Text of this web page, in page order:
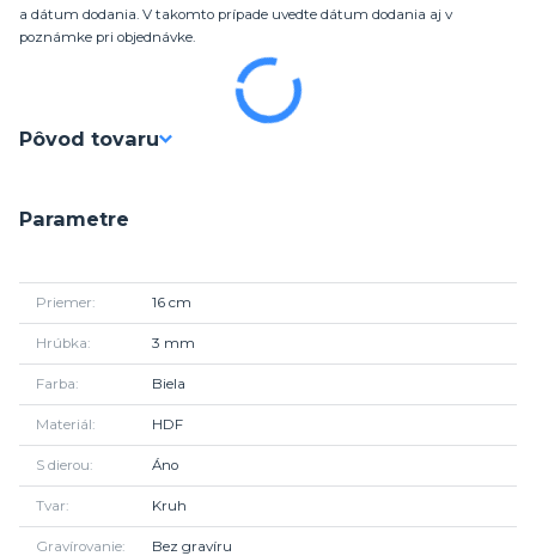
a dátum dodania. V takomto prípade uvedte dátum dodania aj v
poznámke pri objednávke.
Pôvod tovaru
Parametre
Priemer 16 cm
Hrúbka 3 mm
Farba Biela
Materiál HDF
S dierou Áno
Tvar Kruh
Gravírovanie Bez gravíru